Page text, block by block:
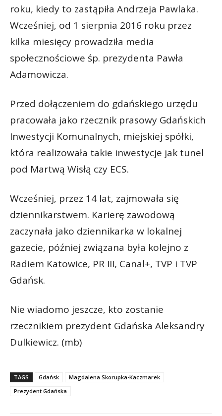
roku, kiedy to zastąpiła Andrzeja Pawlaka.
Wcześniej, od 1 sierpnia 2016 roku przez
kilka miesięcy prowadziła media
społecznościowe śp. prezydenta Pawła
Adamowicza.
Przed dołączeniem do gdańskiego urzędu
pracowała jako rzecznik prasowy Gdańskich
Inwestycji Komunalnych, miejskiej spółki,
która realizowała takie inwestycje jak tunel
pod Martwą Wisłą czy ECS.
Wcześniej, przez 14 lat, zajmowała się
dziennikarstwem. Karierę zawodową
zaczynała jako dziennikarka w lokalnej
gazecie, później związana była kolejno z
Radiem Katowice, PR III, Canal+, TVP i TVP
Gdańsk.
Nie wiadomo jeszcze, kto zostanie
rzecznikiem prezydent Gdańska Aleksandry
Dulkiewicz. (mb)
TAGS Gdańsk
Magdalena Skorupka-Kaczmarek
Prezydent Gdańska